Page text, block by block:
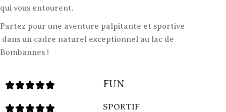
qui vous entourent.
Partez pour une aventure palpitante et sportive
dans un cadre naturel exceptionnel au lac de
Bombannes !
FUN
SPORTIF